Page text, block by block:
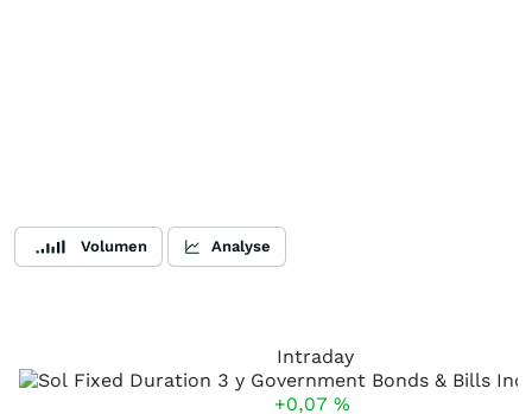
Volumen Analyse
Intraday
+0,07 %